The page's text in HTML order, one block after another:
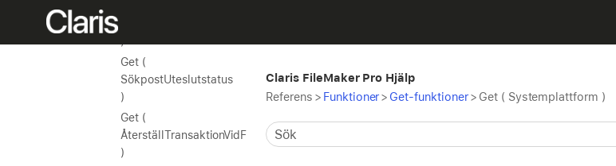
Get (
SökpostUteslutstatus
)
Get (
ÅterställTransaktionVidFelstatus
)
Claris FileMaker Pro Hjälp
Referens > Funktioner> Get-funktioner> Get ( Systemplattform )